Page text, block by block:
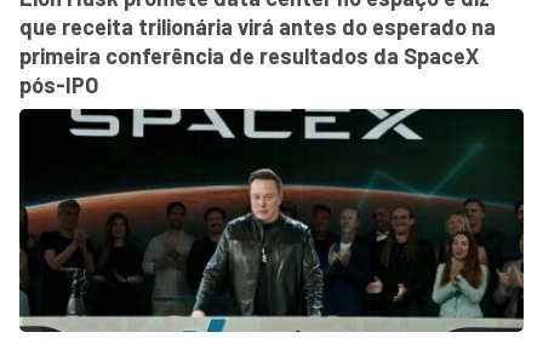
que receita trilionária virá antes do esperado na
primeira conferência de resultados da SpaceX
pós-IPO